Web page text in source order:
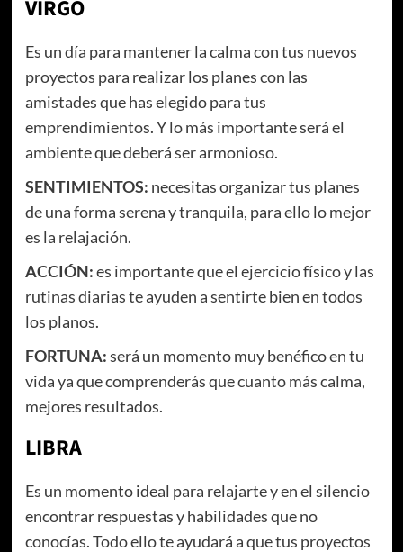
VIRGO
Es un día para mantener la calma con tus nuevos
proyectos para realizar los planes con las
amistades que has elegido para tus
emprendimientos. Y lo más importante será el
ambiente que deberá ser armonioso.
SENTIMIENTOS: necesitas organizar tus planes
de una forma serena y tranquila, para ello lo mejor
es la relajación.
ACCIÓN:es importante que el ejercicio físico y las
rutinas diarias te ayuden a sentirte bien en todos
los planos.
FORTUNA:será un momento muy benéfico en tu
vida ya que comprenderás que cuanto más calma,
mejores resultados.
LIBRA
Es un momento ideal para relajarte y en el silencio
encontrar respuestas y habilidades que no
conocías. Todo ello te ayudará a que tus proyectos